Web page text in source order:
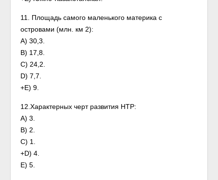
11. Площадь самого маленького материка с
островами (млн. км 2):
A) 30,3.
B) 17,8.
C) 24,2.
D) 7,7.
+E) 9.
12.Характерных черт развития НТР:
A) 3.
B) 2.
C) 1.
+D) 4.
E) 5.